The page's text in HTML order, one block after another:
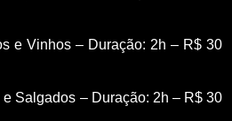
e Vinhos – Duração: 2h – R$ 30
Salgados – Duração: 2h – R$ 30